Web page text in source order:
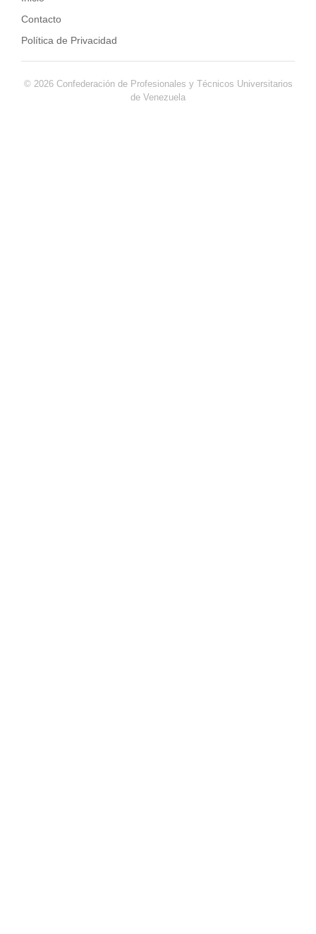
Contacto
Política de Privacidad
© 2026 Confederación de Profesionales y Técnicos Universitarios
de Venezuela